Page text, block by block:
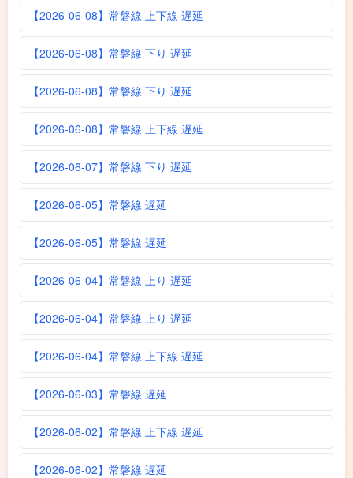
【2026-06-08】常磐線 上下線 遅延
【2026-06-08】常磐線 下り 遅延
【2026-06-08】常磐線 下り 遅延
【2026-06-08】常磐線 上下線 遅延
【2026-06-07】常磐線 下り 遅延
【2026-06-05】常磐線 遅延
【2026-06-05】常磐線 遅延
【2026-06-04】常磐線 上り 遅延
【2026-06-04】常磐線 上り 遅延
【2026-06-04】常磐線 上下線 遅延
【2026-06-03】常磐線 遅延
【2026-06-02】常磐線 上下線 遅延
【2026-06-02】常磐線 遅延